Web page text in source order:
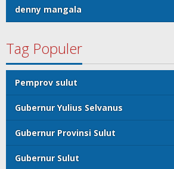
denny mangala
Tag Populer
Pemprov sulut
Gubernur Yulius Selvanus
Gubernur Provinsi Sulut
Gubernur Sulut